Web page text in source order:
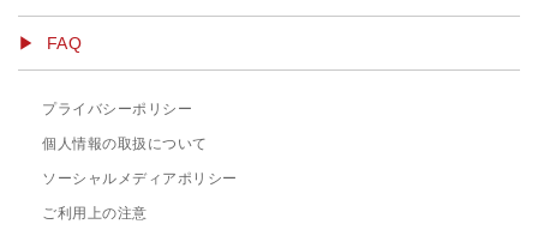
FAQ
プライバシーポリシー
個人情報の取扱について
ソーシャルメディアポリシー
ご利用上の注意